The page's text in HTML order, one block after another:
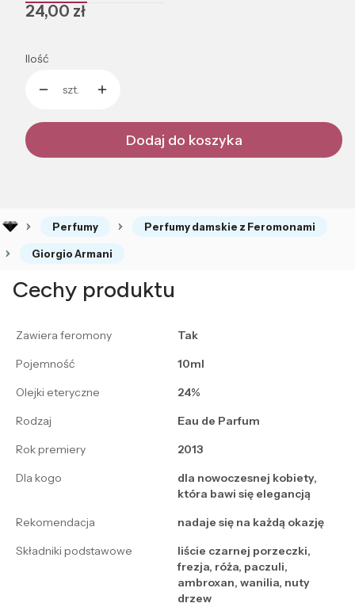
Cena
24,00 zł
Ilość
szt.
Dodaj do koszyka
Perfumy Perfumy damskie z Feromonami
Giorgio Armani
Cechy produktu
Zawiera feromony
Tak
Pojemność
10ml
Olejki eteryczne
24%
Rodzaj
Eau de Parfum
Rok premiery
2013
Dla kogo
dla nowoczesnej kobiety,
która bawi się elegancją
Rekomendacja
nadaje się na każdą okazję
Składniki podstawowe
liście czarnej porzeczki,
frezja, róża, paczuli,
ambroxan, wanilia, nuty
drzew